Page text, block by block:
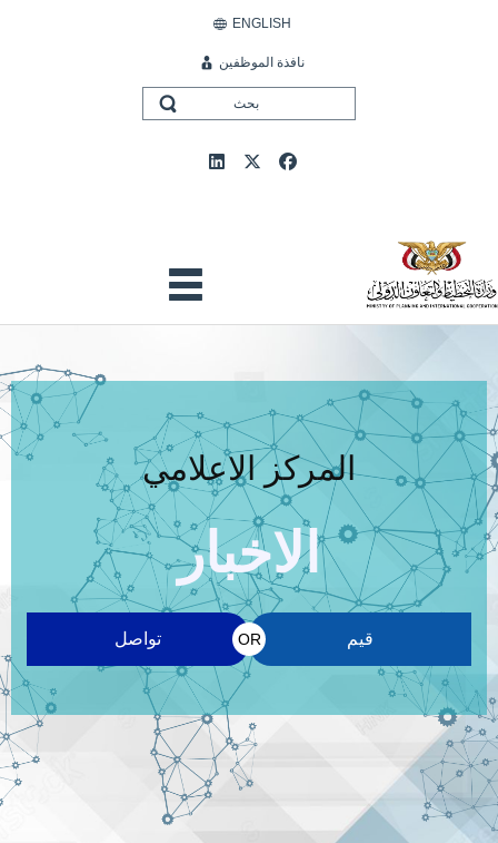
ENGLISH
نافذة الموظفين
المركز الاعلامي
الاخبار
قيم OR تواصل